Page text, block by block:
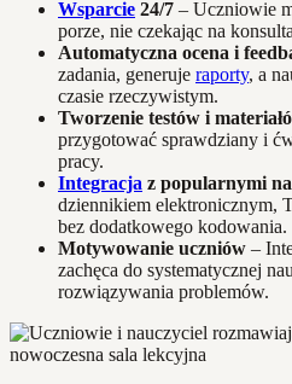
Wsparcie 24/7 – Uczniowie
porze, nie czekając na
Automatyczna ocena i
zadania, generuje raporty, a
czasie rzeczywistym.
Tworzenie testów i
przygotować sprawdziany i
pracy.
Integracja z popularnymi
dziennikiem elektronicznym,
bez dodatkowego kodowania.
Motywowanie uczniów –
zachęca do systematycznej
rozwiązywania problemów.